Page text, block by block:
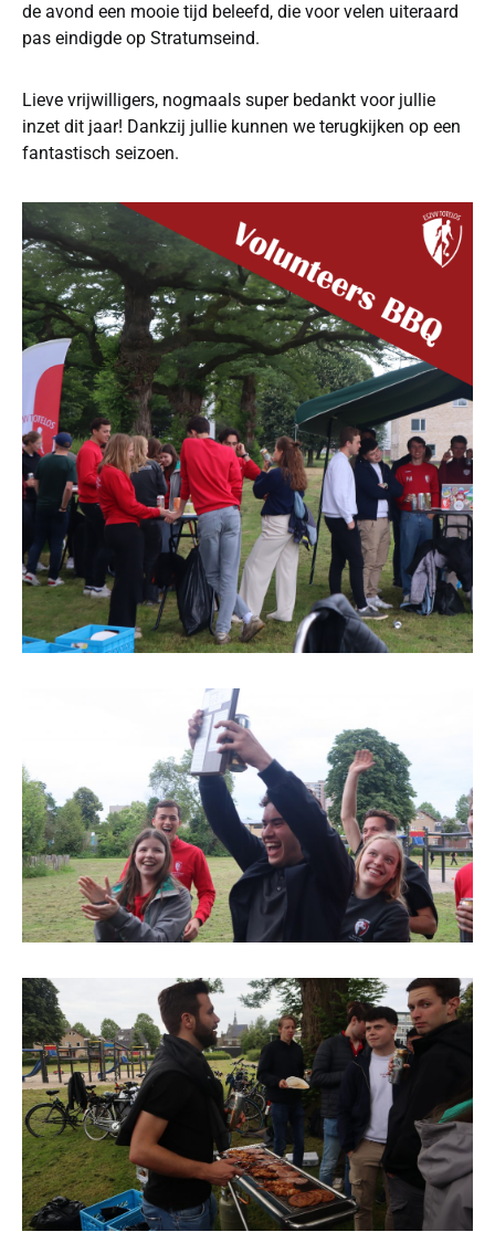
de avond een mooie tijd beleefd, die voor velen uiteraard
pas eindigde op Stratumseind.
Lieve vrijwilligers, nogmaals super bedankt voor jullie
inzet dit jaar! Dankzij jullie kunnen we terugkijken op een
fantastisch seizoen.